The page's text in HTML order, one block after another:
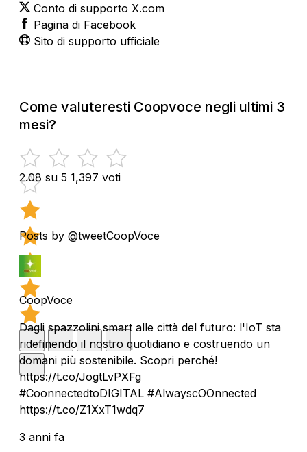
Conto di supporto X.com
Pagina di Facebook
Sito di supporto ufficiale
Come valuteresti Coopvoce negli ultimi 3
mesi?
2.08 su 5 1,397 voti
Posts by @tweetCoopVoce
CoopVoce
Dagli spazzolini smart alle città del futuro: l'IoT sta
ridefinendo il nostro quotidiano e costruendo un
domani più sostenibile. Scopri perché!
https://t.co/JogtLvPXFg
#CoonnectedtoDIGITAL #AlwayscOOnnected
https://t.co/Z1XxT1wdq7
3 anni fa